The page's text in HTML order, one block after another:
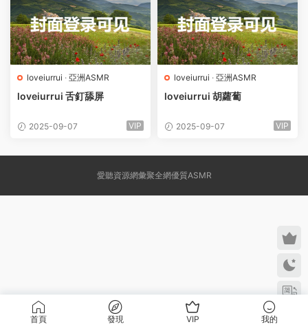
loveiurrui · 亞洲ASMR
loveiurrui 舌釘舔屏
2025-09-07 VIP
loveiurrui · 亞洲ASMR
loveiurrui 胡蘿蔔
2025-09-07 VIP
愛聽資源網彙聚全網優質ASMR
首頁 發現 VIP 我的